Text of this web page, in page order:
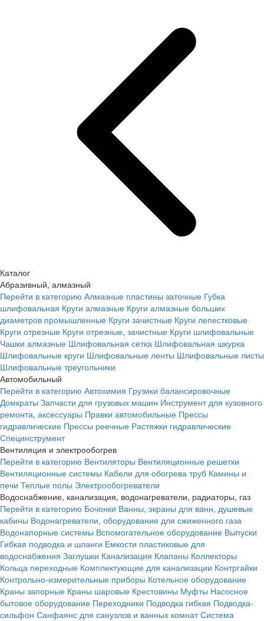
Каталог
Абразивный, алмазный
Перейти в категорию Алмазные пластины заточные Губка
шлифовальная Круги алмазные Круги алмазные больших
диаметров промышленные Круги зачистные Круги лепестковые
Круги отрезные Круги отрезные, зачистные Круги шлифовальные
Чашки алмазные Шлифовальная сетка Шлифовальная шкурка
Шлифовальные круги Шлифовальные ленты Шлифовальные листы
Шлифовальные треугольники
Автомобильный
Перейти в категорию Автохимия Грузики балансировочные
Домкраты Запчасти для грузовых машин Инструмент для кузовного
ремонта, аксессуары Правки автомобильные Прессы
гидравлические Прессы реечные Растяжки гидравлические
Специнструмент
Вентиляция и электрообогрев
Перейти в категорию Вентиляторы Вентиляционные решетки
Вентиляционные системы Кабели для обогрева труб Камины и
печи Теплые полы Электрообогреватели
Водоснабжение, канализация, водонагреватели, радиаторы, газ
Перейти в категорию Бочонки Ванны, экраны для ванн, душевые
кабины Водонагреватели, оборудование для сжиженного газа
Водонапорные системы Вспомогательное оборудование Выпуски
Гибкая подводка и шланги Емкости пластиковые для
водоснабжения Заглушки Канализация Клапаны Коллекторы
Кольца переходные Комплектующие для канализации Контргайки
Контрольно-измерительные приборы Котельное оборудование
Краны запорные Краны шаровые Крестовины Муфты Насосное
бытовое оборудование Переходники Подводка гибкая Подводка-
сильфон Санфаянс для санузлов и ванных комнат Система